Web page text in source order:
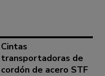
Cintas
transportadoras de
cordón de acero STF